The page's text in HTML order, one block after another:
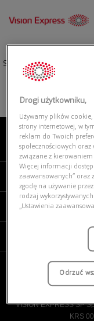
Strona główna|
O NAS
MOJE VISION EXPRESS
PRODUKTY I USŁUGI
VISION EXPRESS SP
KRS
Drogi użytkowniku,
Używamy plików cookie,
strony internetowej, w
reklam do Twoich
społecznościowych
związane z
Więcej informacji
zaawansowanych” oraz
zgodę na używanie
rodzaj
„Ustawienia
Odrzuć